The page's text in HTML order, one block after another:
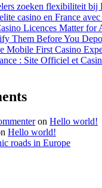
zoeken flexibiliteit bij
casino en France
Licences Matter for
Them Before You
Mobile First Casino
: Site Officiel et
on Hello world!
Hello world!
roads in Europe